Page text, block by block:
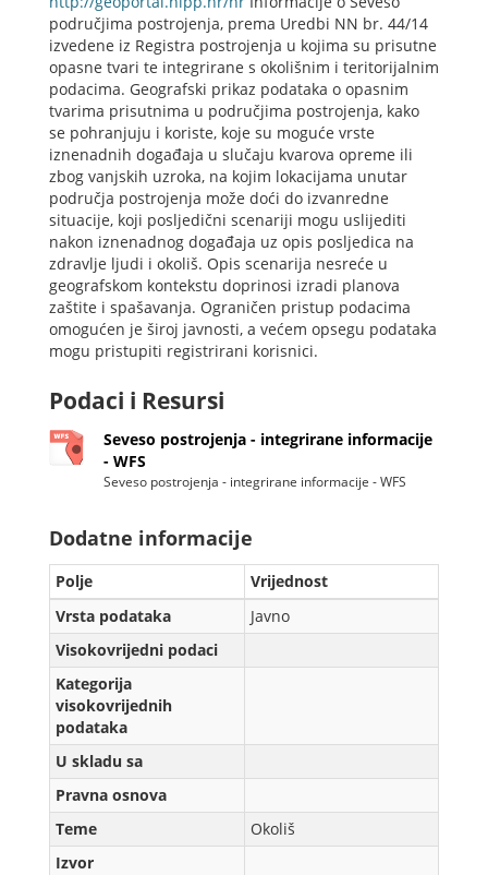
područjima postrojenja, prema Uredbi NN br. 44/14
izvedene iz Registra postrojenja u kojima su prisutne
opasne tvari te integrirane s okolišnim i teritorijalnim
podacima. Geografski prikaz podataka o opasnim
tvarima prisutnima u područjima postrojenja, kako
se pohranjuju i koriste, koje su moguće vrste
iznenadnih događaja u slučaju kvarova opreme ili
zbog vanjskih uzroka, na kojim lokacijama unutar
područja postrojenja može doći do izvanredne
situacije, koji posljedični scenariji mogu uslijediti
nakon iznenadnog događaja uz opis posljedica na
zdravlje ljudi i okoliš. Opis scenarija nesreće u
geografskom kontekstu doprinosi izradi planova
zaštite i spašavanja. Ograničen pristup podacima
omogućen je široj javnosti, a većem opsegu podataka
mogu pristupiti registrirani korisnici.
Podaci i Resursi
Seveso postrojenja - integrirane informacije
- WFS
Seveso postrojenja - integrirane informacije - WFS
Dodatne informacije
Polje
Vrijednost
Vrsta podataka
Javno
Visokovrijedni podaci
Kategorija
visokovrijednih
podataka
U skladu sa
Pravna osnova
Teme
Okoliš
Izvor